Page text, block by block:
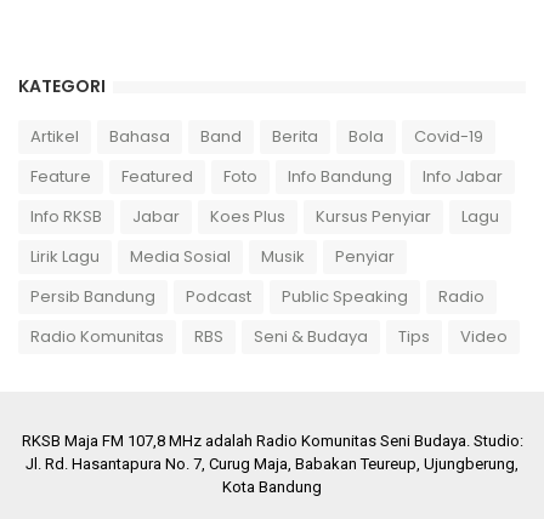
KATEGORI
Artikel Bahasa Band Berita Bola
Covid-19
Feature
Featured Foto Info Bandung
Info Jabar
Info RKSB
Jabar Koes Plus Kursus Penyiar
Lagu
Lirik Lagu
Media Sosial Musik
Penyiar
Persib Bandung
Podcast Public Speaking
Radio
Radio Komunitas
RBS Seni & Budaya Tips Video
RKSB Maja FM 107,8 MHz adalah Radio Komunitas Seni Budaya. Studio:
Jl. Rd. Hasantapura No. 7, Curug Maja, Babakan Teureup, Ujungberung,
Kota Bandung